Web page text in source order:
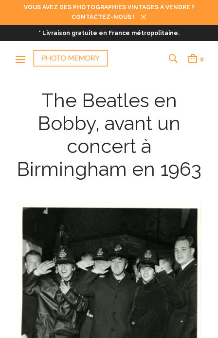
VOUS AVEZ DES PHOTOGRAPHIES VINTAGES A VENDRE ?
CONTACTEZ-NOUS !
* Livraison gratuite en France métropolitaine.
0
The Beatles en
Bobby, avant un
concert à
Birmingham en 1963